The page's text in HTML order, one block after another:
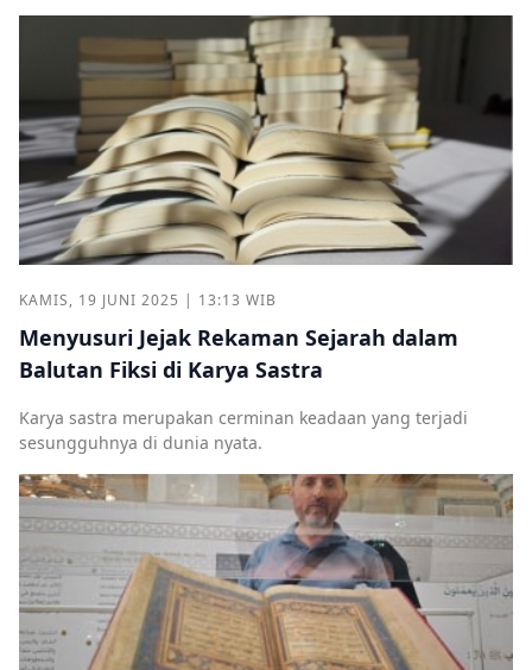
KAMIS, 19 JUNI 2025 | 13:13 WIB
Menyusuri Jejak Rekaman Sejarah dalam
Balutan Fiksi di Karya Sastra
Karya sastra merupakan cerminan keadaan yang terjadi
sesungguhnya di dunia nyata.